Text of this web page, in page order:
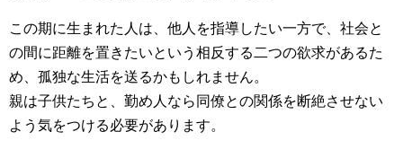
この期に生まれた人は、他人を指導したい一方で、社会と
の間に距離を置きたいという相反する二つの欲求があるた
め、孤独な生活を送るかもしれません。
親は子供たちと、勤め人なら同僚との関係を断絶させない
よう気をつける必要があります。